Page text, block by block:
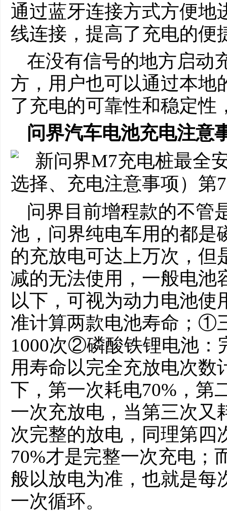
通过蓝牙连接方式方便地
线连接，提高了充电的便
在没有信号的地方启动
方，用户也可以通过本地
了充电的可靠性和稳定性
问界汽车电池充电注意
问界目前增程款的不管
池，问界纯电车用的都
的充放电可达上万次，但
减的无法使用，一般电池
以下，可视为动力电池使
准计算两款电池寿命；①
1000次②磷酸铁锂电池：
用寿命以完全充放电次数
下，第一次耗电70%，第
一次充放电，当第三次又
次完整的放电，同理第四
70%才是完整一次充电；
般以放电为准，也就是每
一次循环。